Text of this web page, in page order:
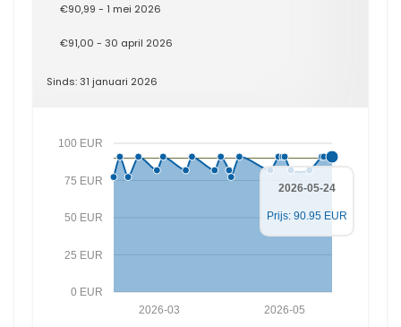
€90,99 - 1 mei 2026
€91,00 - 30 april 2026
Sinds: 31 januari 2026
0 EUR
25 EUR
50 EUR
75 EUR
100 EUR
2026-05
2026-03
2026-05-24
Prijs: 90.95 EUR